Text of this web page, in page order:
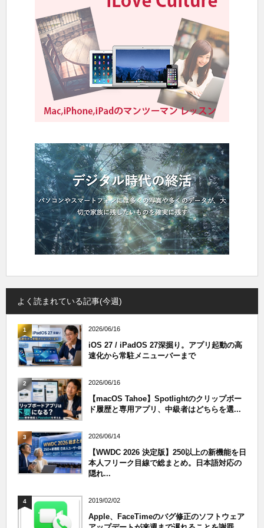
よく読まれている記事(今週)
1 2026/06/16
iOS 27 / iPadOS 27深掘り。アプリ起動の高
速化から常駐メニューバーまで
2 2026/06/16
【macOS Tahoe】Spotlightのクリップボー
ド履歴と専用アプリ、中級者はどちらを選...
3 2026/06/14
【WWDC 2026 決定版】250以上の新機能を日
本人フリーク目線で総まとめ。日本語対応の
隠れ...
4 2019/02/02
Apple、FaceTimeのバグ修正のソフトウェア